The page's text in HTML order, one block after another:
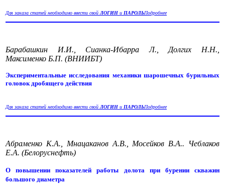
Для заказа статей необходимо ввести свойЛОГИН и ПАРОЛЬПодробнее
Барабашкин И.И., Сианка-Ибарра Л., Долгих Н.Н.,
Максименко Б.П. (ВНИИБТ)
Экспериментальные исследования механики шарошечных бурильных
головок дробящего действия
Для заказа статей необходимо ввести свойЛОГИН и ПАРОЛЬПодробнее
Абраменко К.А., Мнацаканов А.В., Мосейков В.А.. Чеблаков
Е.А. (Белоруснефть)
О повышении показателей работы долота при бурении скважин
большого диаметра